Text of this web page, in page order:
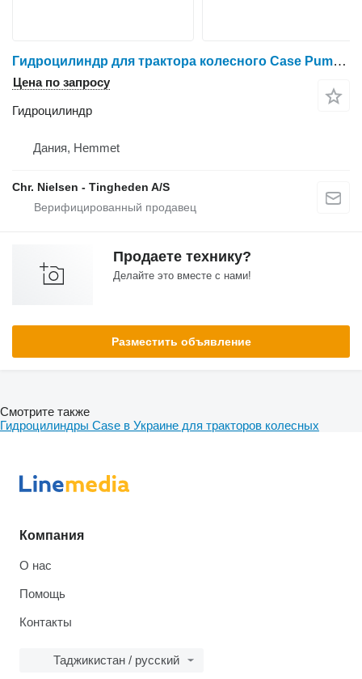
Гидроцилиндр для трактора колесного Case Puma 200 CVX
Цена по запросу
Гидроцилиндр
Дания, Hemmet
Chr. Nielsen - Tingheden A/S
Продаете технику?
Делайте это вместе с нами!
Разместить объявление
Смотрите также
Гидроцилиндры Case в Украине для тракторов колесных
Компания
О нас
Помощь
Контакты
Таджикистан / русский